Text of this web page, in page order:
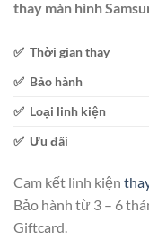
thay màn hình
✅ Thời gian thay
✅ Bảo hành
✅ Loại linh kiện
✅ Ưu đãi
Cam kết linh kiện
Bảo hành từ 3 – 6
Giftcard.